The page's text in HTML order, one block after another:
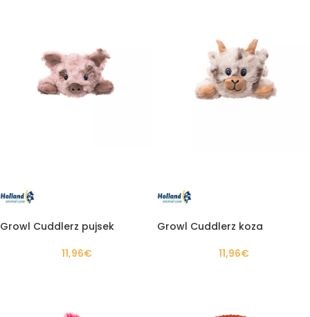
Growl Cuddlerz pujsek
11,96€
Growl Cuddlerz koza
11,96€